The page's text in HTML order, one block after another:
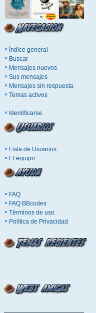
Índice general
Buscar
Mensajes nuevos
Sus mensajes
Mensajes sin respuesta
Temas activos
Identificarse
Lista de Usuarios
El equipo
FAQ
FAQ BBcodes
Términos de uso
Política de Privacidad